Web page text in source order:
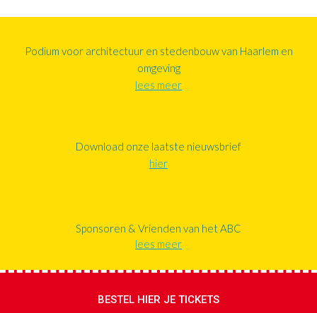
Podium voor architectuur en stedenbouw van Haarlem en
omgeving
lees meer
Download onze laatste nieuwsbrief
hier
Sponsoren & Vrienden van het ABC
lees meer
BESTEL HIER JE TICKETS